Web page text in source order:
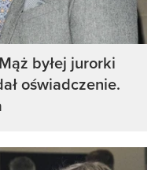
byłej jurorki
oświadczenie.